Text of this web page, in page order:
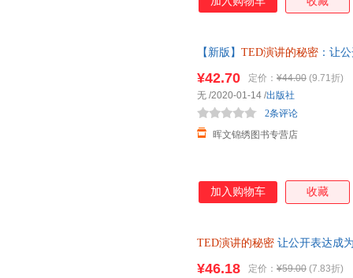
【新版】 TED演讲的秘密 ：让
¥42.70 定价： ¥44.00 (9.71折)
晖文锦绣图书专营店
2条评论
无 /2020-01-14 /出版社
加入购物车 收藏
TED演讲的秘密 让公开表达成
¥46.18 定价： ¥59.00 (7.83折)